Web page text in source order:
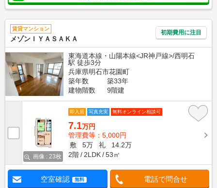
賃貸マンション
メゾンＩＹＡＳＡＫＡ
初期費用に注目
東海道本線・山陽本線<JR神戸線>/西明石
駅 徒歩3分
兵庫県明石市花園町
築年数
築33年
建物階数
9階建
画像 : 23枚
即入居 写真充実 無料オンライン相談可
7.1万円
管理費等：5,000円
敷
5万 礼
14.2万
2階
2LDK 53㎡
空室確認 無料 電話で問合せ